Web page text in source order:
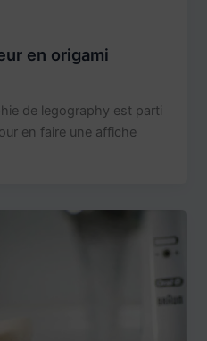
en origami
de legography est parti
en faire une affiche